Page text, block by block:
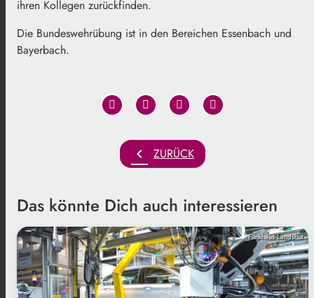
ihren Kollegen zurückfinden.
Die Bundeswehrübung ist in den Bereichen Essenbach und
Bayerbach.
chevron_left ZURÜCK
Das könnte Dich auch interessieren
Funkhaus Landshut